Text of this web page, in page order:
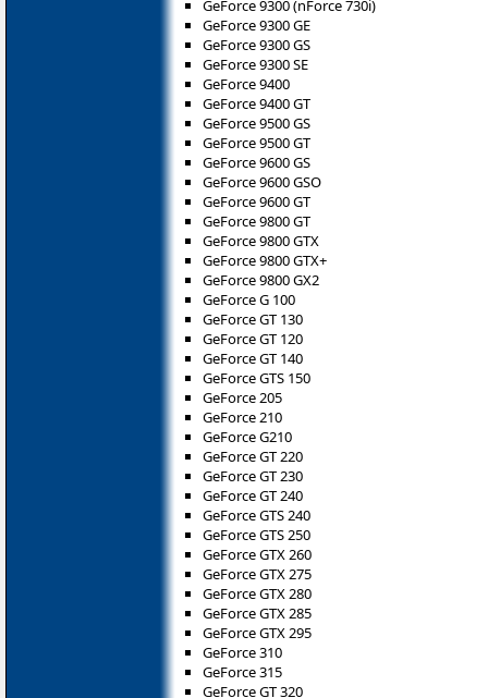
GeForce 9300 (nForce 730i)
GeForce 9300 GE
GeForce 9300 GS
GeForce 9300 SE
GeForce 9400
GeForce 9400 GT
GeForce 9500 GS
GeForce 9500 GT
GeForce 9600 GS
GeForce 9600 GSO
GeForce 9600 GT
GeForce 9800 GT
GeForce 9800 GTX
GeForce 9800 GTX+
GeForce 9800 GX2
GeForce G 100
GeForce GT 130
GeForce GT 120
GeForce GT 140
GeForce GTS 150
GeForce 205
GeForce 210
GeForce G210
GeForce GT 220
GeForce GT 230
GeForce GT 240
GeForce GTS 240
GeForce GTS 250
GeForce GTX 260
GeForce GTX 275
GeForce GTX 280
GeForce GTX 285
GeForce GTX 295
GeForce 310
GeForce 315
GeForce GT 320